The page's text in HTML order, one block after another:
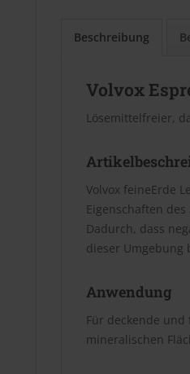
Beschreibung
Volvox
Lösemittelfreier,
Volvox feineErde
Eigenschaften
Dadurch, dass
dieser Umgebung
Anwendung
Für deckende
mineralischen